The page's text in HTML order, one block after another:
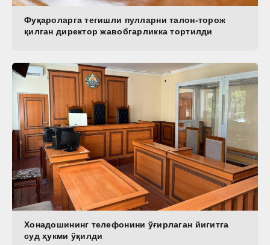
Фуқароларга тегишли пулларни талон-торож
қилган директор жавобгарликка тортилди
Хонадошининг телефонини ўғирлаган йигитга
суд ҳукми ўқилди